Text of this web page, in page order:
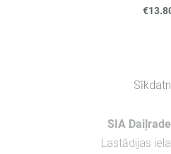
SIA
Lastādijas